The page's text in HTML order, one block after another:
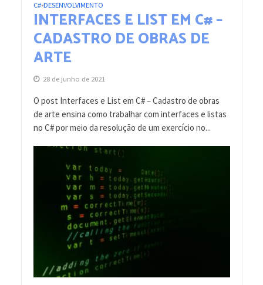
C#•DESENVOLVIMENTO
INTERFACES E LISTEM C# –
CADASTRO DE OBRAS DE
ARTE
28 de junho de 2021
O post Interfaces e List em C# – Cadastro de obras
de arte ensina como trabalhar com interfaces e listas
no C# por meio da resolução de um exercício no...